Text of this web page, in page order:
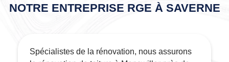
NOTRE ENTREPRISE RGE À SAVERNE
Spécialistes de la rénovation, nous assurons